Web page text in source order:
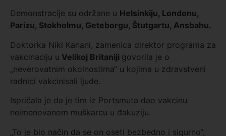
Demonstracije su održane u Helsinkiju, Londonu,
Parizu, Stokholmu, Geteborgu, Štutgartu, Ansbahu.
Doktorka Niki Kanani, zamenica direktor programa za
vakcinaciju u Velikoj Britaniji govorila je o
„neverovatnim okolnostima“ u kojima u zdravstveni
radnici vakcinisali ljude.
Ispričala je da je tim iz Portsmuta dao vakcinu
neimenovanom muškarcu u đakuziju.
„To je bio način da se on oseti bezbedno i sigurno“,